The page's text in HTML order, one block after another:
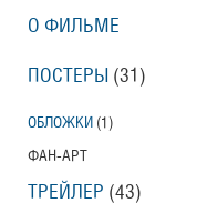
О ФИЛЬМЕ
ПОСТЕРЫ (31)
ОБЛОЖКИ (1)
ФАН-АРТ
ТРЕЙЛЕР (43)